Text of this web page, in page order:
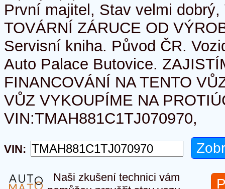
První majitel, Stav velmi dobrý,
TOVÁRNÍ ZÁRUCE OD
Servisní kniha. Původ ČR.
Auto Palace Butovice.
FINANCOVÁNÍ NA TENTO
VŮZ VYKOUPÍME NA
VIN:TMAH881C1TJ070970,
VIN:
Naši zkušení technici vám